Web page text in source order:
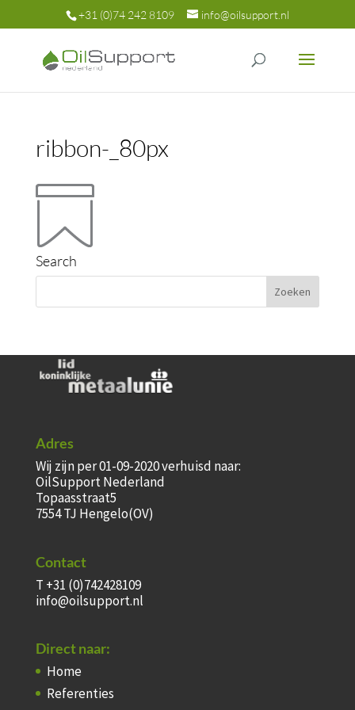
+31 (0)74 242 8109 info@oilsupport.nl
ribbon-_80px
Search
Adres
Wij zijn per 01-09-2020 verhuisd naar:
OilSupport Nederland
Topaasstraat5
7554 TJ Hengelo(OV)
Contact
T +31 (0)742428109
info@oilsupport.nl
Direct naar:
Home
Referenties